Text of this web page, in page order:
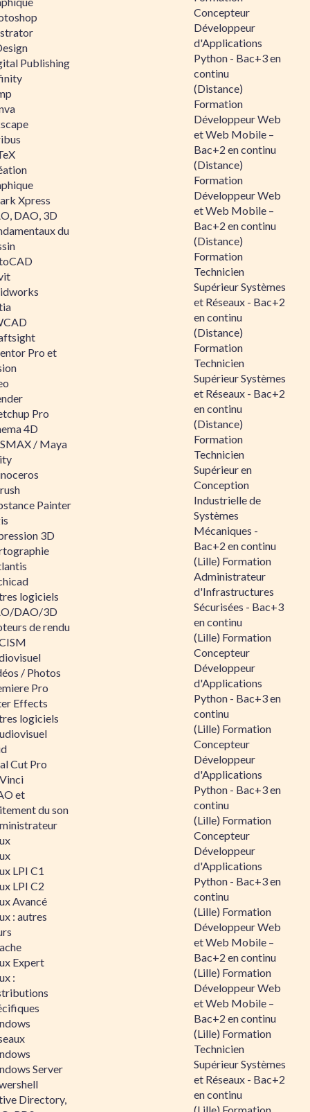
Publishing
Xpress
DAO, 3D
du
Pro et
Pro
4D
/ Maya
Painter
3D
logiciels
DAO/3D
de rendu
/ Photos
Pro
Effects
logiciels
Cut Pro
et
du son
LPI C1
LPI C2
Avancé
: autres
Expert
:
Server
Directory,
Concepteur
Développeur
d'Applications
Python - Bac+3 en
continu
(Distance)
Formation
Développeur Web
et Web Mobile –
Bac+2 en continu
(Distance)
Formation
Développeur Web
et Web Mobile –
Bac+2 en continu
(Distance)
Formation
Technicien
Supérieur Systèmes
et Réseaux - Bac+2
en continu
(Distance)
Formation
Technicien
Supérieur Systèmes
et Réseaux - Bac+2
en continu
(Distance)
Formation
Technicien
Supérieur en
Conception
Industrielle de
Systèmes
Mécaniques -
Bac+2 en continu
(Lille) Formation
Administrateur
d'Infrastructures
Sécurisées - Bac+3
en continu
(Lille) Formation
Concepteur
Développeur
d'Applications
Python - Bac+3 en
continu
(Lille) Formation
Concepteur
Développeur
d'Applications
Python - Bac+3 en
continu
(Lille) Formation
Concepteur
Développeur
d'Applications
Python - Bac+3 en
continu
(Lille) Formation
Développeur Web
et Web Mobile –
Bac+2 en continu
(Lille) Formation
Développeur Web
et Web Mobile –
Bac+2 en continu
(Lille) Formation
Technicien
Supérieur Systèmes
et Réseaux - Bac+2
en continu